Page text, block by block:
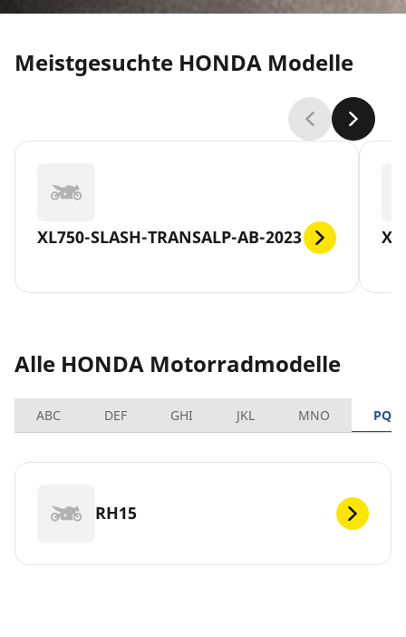
Meistgesuchte HONDA Modelle
XL750-SLASH-TRANSALP-AB-2023 X-
Alle HONDA Motorradmodelle
ABC DEF GHI JKL MNO PQRS
RH15